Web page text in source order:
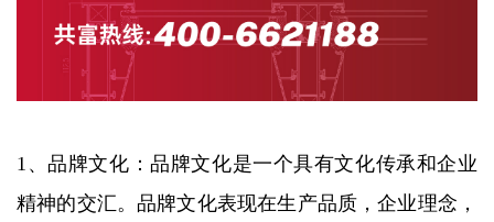
1、品牌文化：品牌文化是一个具有文化传承和企业
精神的交汇。品牌文化表现在生产品质，企业理念，